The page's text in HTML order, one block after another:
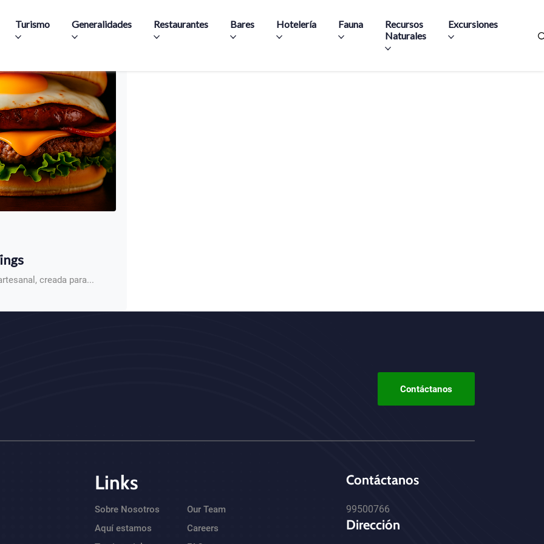
Turismo Generalidades Restaurantes Bares Hotelería Fauna
Recursos
Naturales
Excursiones
creada para...
Contáctanos
Links
Sobre Nosotros
Aquí estamos
Our Team
Careers
Contáctanos
99500766
Dirección